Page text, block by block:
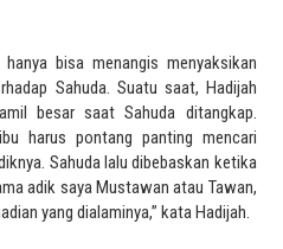
bisa menangis menyaksikan
Sahuda. Suatu saat, Hadijah
besar saat Sahuda ditangkap.
harus pontang panting mencari
Sahuda lalu dibebaskan ketika
adik saya Mustawan atau Tawan,
yang dialaminya,” kata Hadijah.